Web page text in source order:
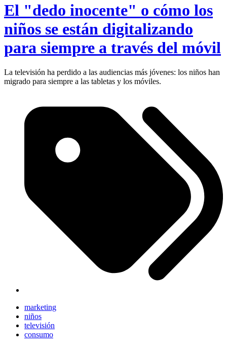
El "dedo inocente" o cómo los
niños se están digitalizando
para siempre a través del móvil
La televisión ha perdido a las audiencias más jóvenes: los niños han
migrado para siempre a las tabletas y los móviles.
marketing
niños
televisión
consumo